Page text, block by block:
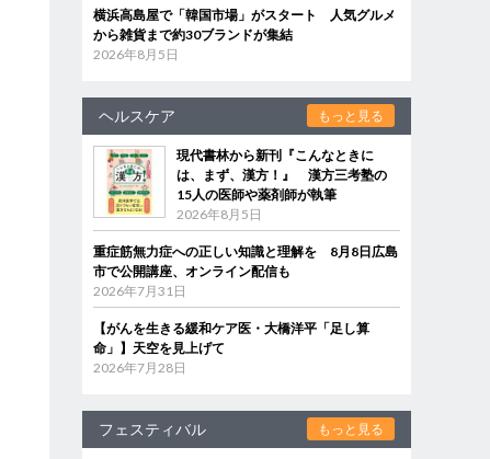
横浜高島屋で「韓国市場」がスタート 人気グルメ
から雑貨まで約30ブランドが集結
2026年8月5日
ヘルスケア もっと見る
現代書林から新刊『こんなときに
は、まず、漢方！』 漢方三考塾の
15人の医師や薬剤師が執筆
2026年8月5日
重症筋無力症への正しい知識と理解を 8月8日広島
市で公開講座、オンライン配信も
2026年7月31日
【がんを生きる緩和ケア医・大橋洋平「足し算
命」】天空を見上げて
2026年7月28日
フェスティバル もっと見る